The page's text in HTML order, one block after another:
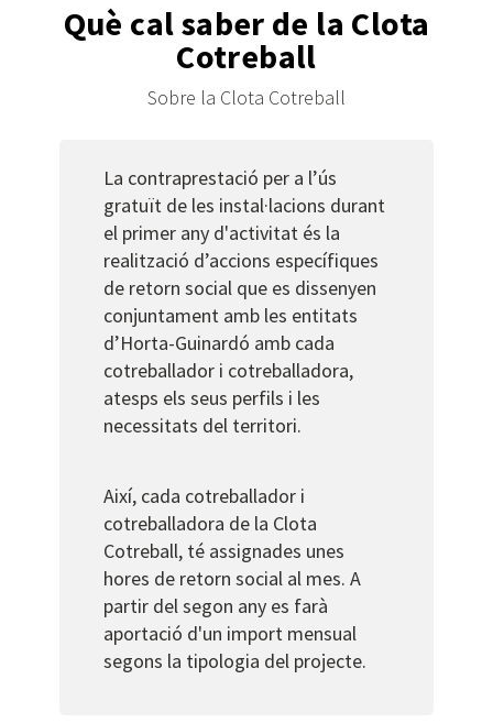
Què cal saber de la Clota
Cotreball
Sobre la Clota Cotreball
La contraprestació per a l’ús
gratuït de les instal·lacions durant
el primer any d'activitat és la
realització d’accions específiques
de retorn social que es dissenyen
conjuntament amb les entitats
d’Horta-Guinardó amb cada
cotreballador i cotreballadora,
atesps els seus perfils i les
necessitats del territori.
Així, cada cotreballador i
cotreballadora de la Clota
Cotreball, té assignades unes
hores de retorn social al mes. A
partir del segon any es farà
aportació d'un import mensual
segons la tipologia del projecte.